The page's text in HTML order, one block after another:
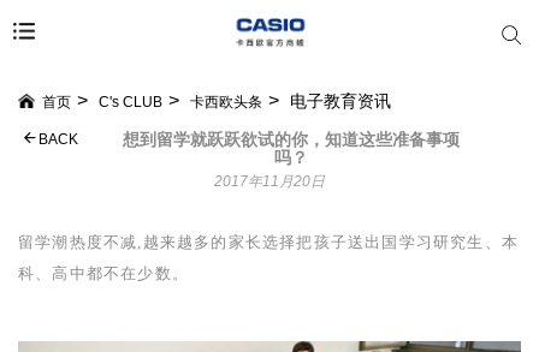
首页 C's CLUB 卡西欧头条 电子教育资讯
想到留学就跃跃欲试的你，知道这些准备事项
吗？
BACK
2017年11月20日
留学潮热度不减,越来越多的家长选择把孩子送出国学习研究生、本
科、高中都不在少数。